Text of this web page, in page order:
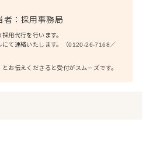
者： 採用事務局
用代行を行います。
にて連絡いたします。（0120-26-7168／
お伝えくださると受付がスムーズです。